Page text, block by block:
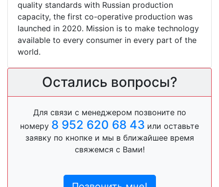
quality standards with Russian production
capacity, the first co-operative production was
launched in 2020. Mission is to make technology
available to every consumer in every part of the
world.
Остались вопросы?
Для связи с менеджером позвоните по
номеру 8 952 620 68 43 или оставьте
заявку по кнопке и мы в ближайшее время
свяжемся с Вами!